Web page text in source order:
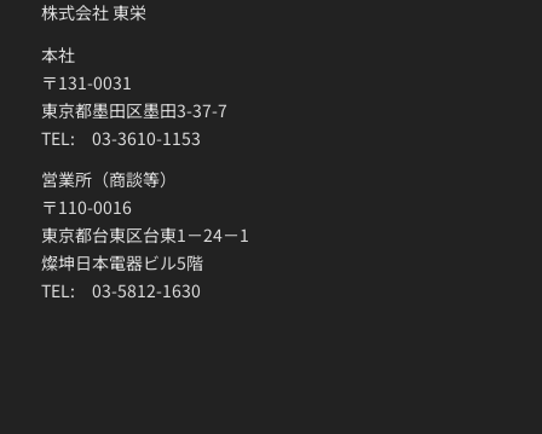
株式会社 東栄
本社
〒131-0031
東京都墨田区墨田3-37-7
TEL: 03-3610-1153
営業所（商談等）
〒110-0016
東京都台東区台東1－24－1
燦坤日本電器ビル5階
TEL: 03-5812-1630